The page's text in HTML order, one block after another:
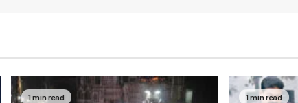
1 min read 1 min read